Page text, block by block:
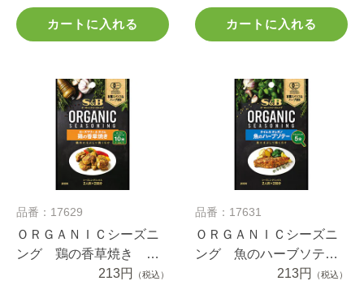
カートに入れる
ク １０.４ｇ
カートに入れる
品番：17629
ＯＲＧＡＮＩＣシーズニ
ング 鶏の香草焼き ロ
ーズマリー＆タイム １
213円 （税込）
品番：17631
ＯＲＧＡＮＩＣシーズニ
ング 魚のハーブソテ
ー タイム＆オレガノ
213円 （税込）